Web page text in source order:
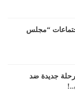
“مجلس
جديدة ضد